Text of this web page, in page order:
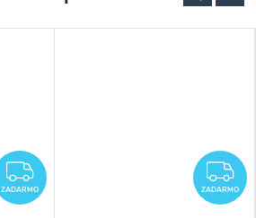
ZADARMO
ZADARMO ZADARMO